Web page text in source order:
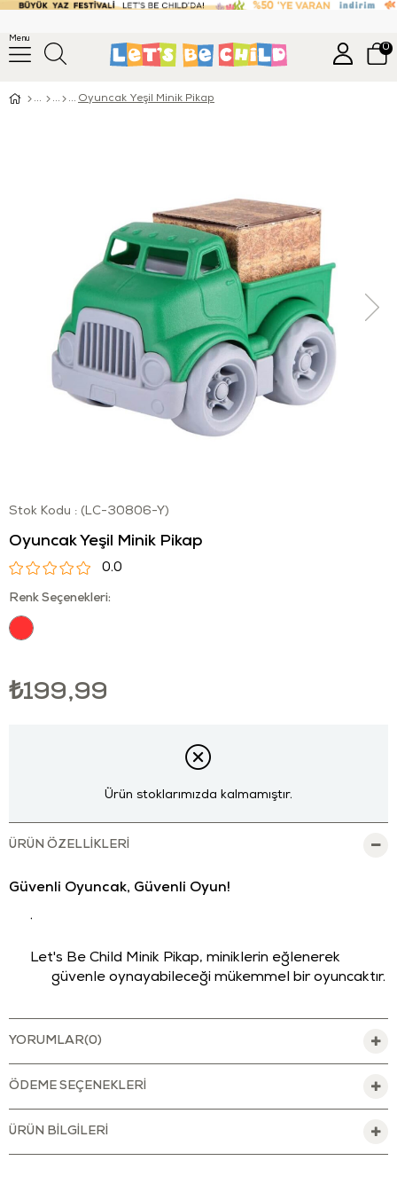
Menu
0
Oyuncak Yeşil Minik Pikap
Stok Kodu (LC-30806-Y)
Oyuncak Yeşil Minik Pikap
0.0
Renk Seçenekleri:
₺199,99
Ürün stoklarımızda kalmamıştır.
ÜRÜN ÖZELLIKLERI
Güvenli Oyuncak, Güvenli Oyun!
·
Let's Be Child Minik Pikap, miniklerin eğlenerek
güvenle oynayabileceği mükemmel bir oyuncaktır.
ve kurşun boyası içeren BPA, Phthalates, PVC ve
benzer dış kaplamalarıiçermeyenoyuncak, FDA
standartlarını karşılar.
Dayanıklı bir şekilde özenle üretilen bu oyuncak,
YORUMLAR(0)
ÖDEME SEÇENEKLERI
ÜRÜN BILGILERI